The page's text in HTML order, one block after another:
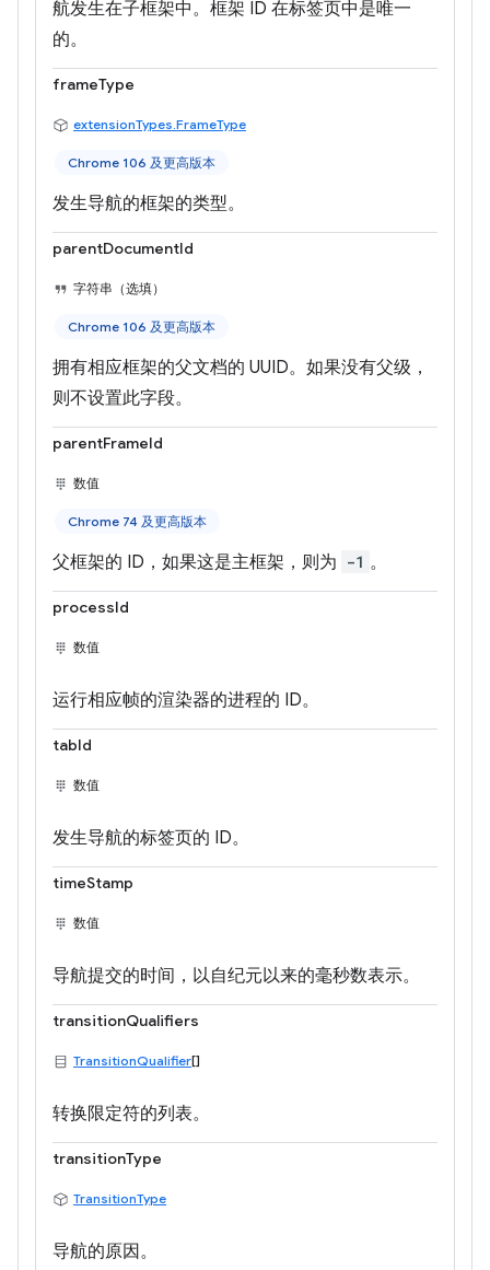
航发生在子框架中。框架 ID 在标签页中是唯一
的。
frameType
extensionTypes.FrameType
Chrome 106 及更高版本
发生导航的框架的类型。
parentDocumentId
字符串（选填）
Chrome 106 及更高版本
拥有相应框架的父文档的 UUID。如果没有父级，
则不设置此字段。
parentFrameId
数值
Chrome 74 及更高版本
父框架的 ID，如果这是主框架，则为 -1 。
processId
数值
运行相应帧的渲染器的进程的 ID。
tabId
数值
发生导航的标签页的 ID。
timeStamp
数值
导航提交的时间，以自纪元以来的毫秒数表示。
transitionQualifiers
TransitionQualifier[]
转换限定符的列表。
transitionType
TransitionType
导航的原因。